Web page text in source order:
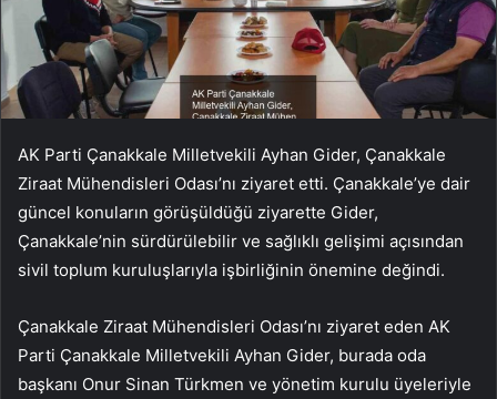
AK Parti Çanakkale Milletvekili Ayhan Gider, Çanakkale
Ziraat Mühendisleri Odası’nı ziyaret etti. Çanakkale’ye dair
güncel konuların görüşüldüğü ziyarette Gider,
Çanakkale’nin sürdürülebilir ve sağlıklı gelişimi açısından
sivil toplum kuruluşlarıyla işbirliğinin önemine değindi.
Çanakkale Ziraat Mühendisleri Odası’nı ziyaret eden AK
Parti Çanakkale Milletvekili Ayhan Gider, burada oda
başkanı Onur Sinan Türkmen ve yönetim kurulu üyeleriyle